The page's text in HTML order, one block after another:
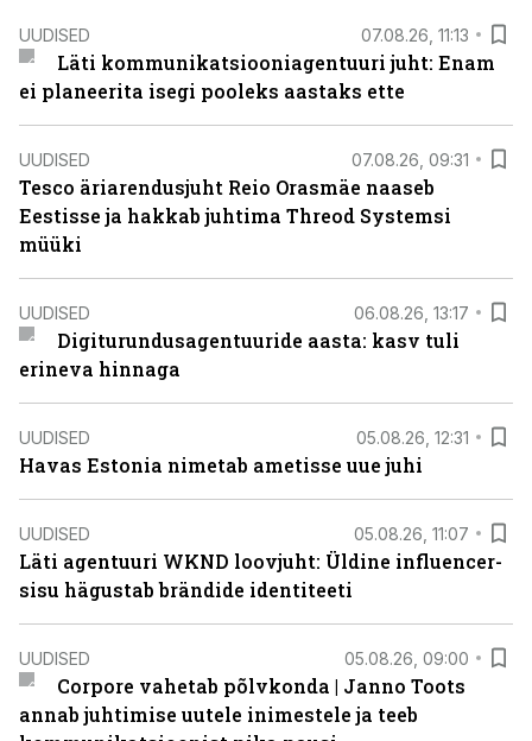
UUDISED 07.08.26, 11:13
Läti kommunikatsiooniagentuuri juht: Enam
ei planeerita isegi pooleks aastaks ette
UUDISED 07.08.26, 09:31
Tesco äriarendusjuht Reio Orasmäe naaseb
Eestisse ja hakkab juhtima Threod Systemsi
müüki
UUDISED 06.08.26, 13:17
Digiturundusagentuuride aasta: kasv tuli
erineva hinnaga
UUDISED 05.08.26, 12:31
Havas Estonia nimetab ametisse uue juhi
UUDISED 05.08.26, 11:07
Läti agentuuri WKND loovjuht: Üldine influencer-
sisu hägustab brändide identiteeti
UUDISED 05.08.26, 09:00
Corpore vahetab põlvkonda | Janno Toots
annab juhtimise uutele inimestele ja teeb